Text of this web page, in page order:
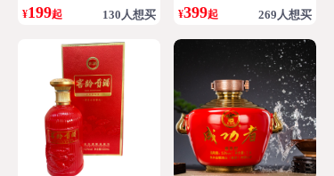
¥199起 130人想买 ¥399起 269人想买